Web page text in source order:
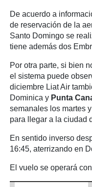
De acuerdo a
de reservación de la
Santo Domingo se
tiene además dos
Por otra parte, si bien
el sistema puede
diciembre Liat Air
Dominica y Punta
semanales los martes
para llegar a la ciudad
En sentido inverso
16:45, aterrizando en
El vuelo se operará